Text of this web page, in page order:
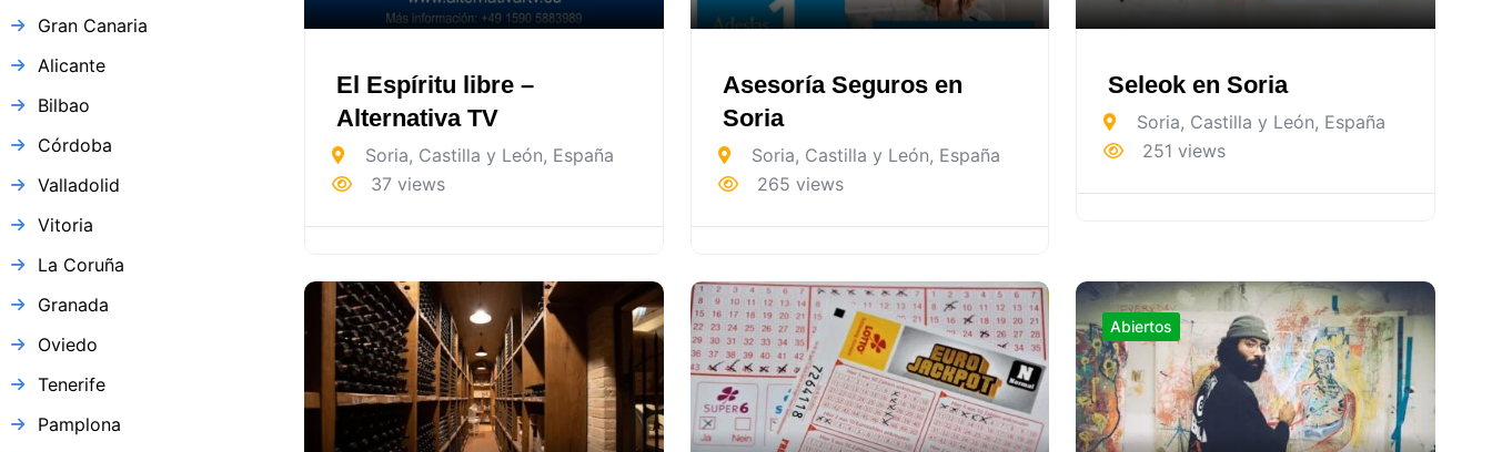
Gran Canaria
Alicante
Bilbao
Córdoba
Valladolid
Vitoria
La Coruña
Granada
Oviedo
Tenerife
Pamplona
El Espíritu libre –
Alternativa TV
Soria, Castilla y León, España
37 views
Asesoría Seguros en
Soria
Soria, Castilla y León, España
265 views
Seleok en Soria
Soria, Castilla y León, España
251 views
Abiertos